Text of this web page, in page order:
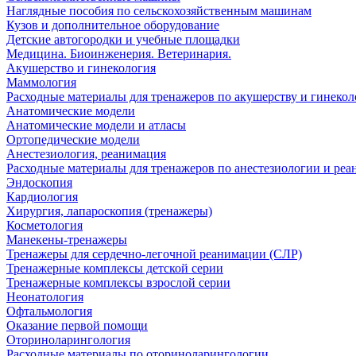
Наглядные пособия по сельскохозяйственным машинам
Кузов и дополнительное оборудование
Детские автогородки и учебные площадки
Медицина. Биоинженерия. Ветеринария.
Акушерство и гинекология
Маммология
Расходные материалы для тренажеров по акушерству и
Анатомические модели
Анатомические модели и атласы
Ортопедические модели
Анестезиология, реанимация
Расходные материалы для тренажеров по анестезиологии и
Эндоскопия
Кардиология
Хирургия, лапароскопия (тренажеры)
Косметология
Манекены-тренажеры
Тренажеры для сердечно-легочной реанимации (СЛР)
Тренажерные комплексы детской серии
Тренажерные комплексы взрослой серии
Неонатология
Офтальмология
Оказание первой помощи
Оториноларингология